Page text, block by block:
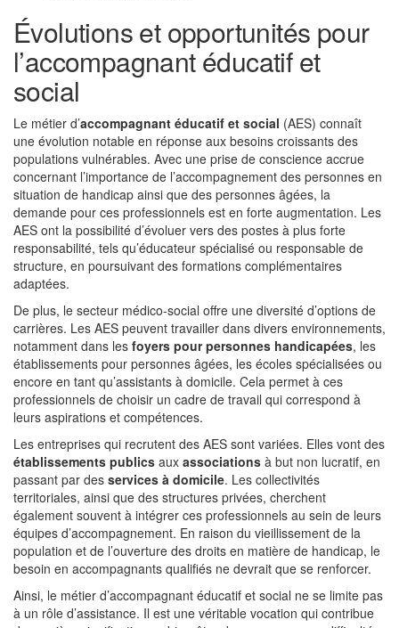
Évolutions et opportunités pour
l’accompagnant éducatif et
social
Le métier d’accompagnant éducatif et social (AES) connaît
une évolution notable en réponse aux besoins croissants des
populations vulnérables. Avec une prise de conscience accrue
concernant l’importance de l’accompagnement des personnes en
situation de handicap ainsi que des personnes âgées, la
demande pour ces professionnels est en forte augmentation. Les
AES ont la possibilité d’évoluer vers des postes à plus forte
responsabilité, tels qu’éducateur spécialisé ou responsable de
structure, en poursuivant des formations complémentaires
adaptées.
De plus, le secteur médico-social offre une diversité d’options de
carrières. Les AES peuvent travailler dans divers environnements,
notamment dans les foyers pour personnes handicapées, les
établissements pour personnes âgées, les écoles spécialisées ou
encore en tant qu’assistants à domicile. Cela permet à ces
professionnels de choisir un cadre de travail qui correspond à
leurs aspirations et compétences.
Les entreprises qui recrutent des AES sont variées. Elles vont des
établissements publics aux associations à but non lucratif, en
passant par des services à domicile. Les collectivités
territoriales, ainsi que des structures privées, cherchent
également souvent à intégrer ces professionnels au sein de leurs
équipes d’accompagnement. En raison du vieillissement de la
population et de l’ouverture des droits en matière de handicap, le
besoin en accompagnants qualifiés ne devrait que se renforcer.
Ainsi, le métier d’accompagnant éducatif et social ne se limite pas
à un rôle d’assistance. Il est une véritable vocation qui contribue